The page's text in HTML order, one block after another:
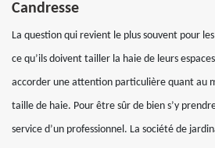
Candresse
La question qui revient le plus souvent pour
ce qu’ils doivent tailler la haie de leurs
accorder une attention particulière quant au
taille de haie. Pour être sûr de bien s’y
service d’un professionnel. La société de